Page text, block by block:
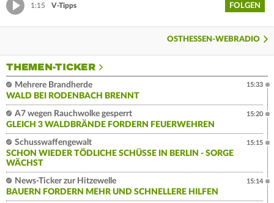
1:15 V-Tipps FOLGEN
OSTHESSEN-WEBRADIO
THEMEN-TICKER
Mehrere Brandherde
WALD BEI RODENBACH BRENNT
15:33
A7 wegen Rauchwolke gesperrt
GLEICH 3 WALDBRÄNDE FORDERN FEUERWEHREN
15:20
Schusswaffengewalt
SCHON WIEDER TÖDLICHE SCHÜSSE IN BERLIN - SORGE
WÄCHST
15:15
News-Ticker zur Hitzewelle
BAUERN FORDERN MEHR UND SCHNELLERE HILFEN
15:14